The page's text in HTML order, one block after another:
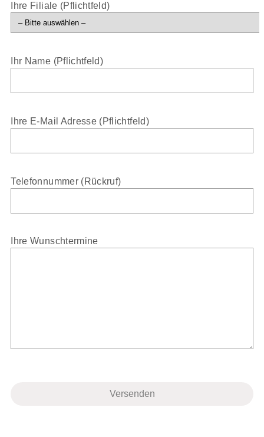
Ihre Filiale (Pflichtfeld)
Ihr Name (Pflichtfeld)
Ihre E-Mail Adresse (Pflichtfeld)
Telefonnummer (Rückruf)
Ihre Wunschtermine